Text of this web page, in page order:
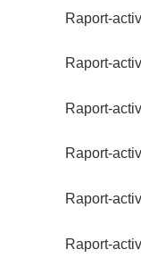
Raport-
Raport-
Raport-
Raport-
Raport-
Raport-